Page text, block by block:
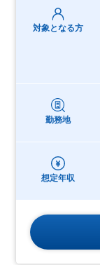
対象となる方
勤務地
想定年収